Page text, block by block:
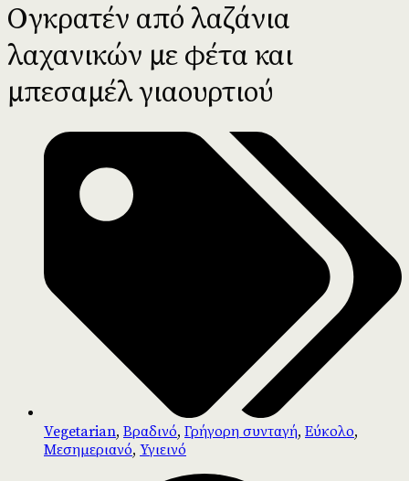
Ογκρατέν από λαζάνια
λαχανικών με φέτα και
μπεσαμέλ γιαουρτιού
Vegetarian, Βραδινό, Γρήγορη συνταγή, Εύκολο,
Μεσημεριανό, Υγιεινό